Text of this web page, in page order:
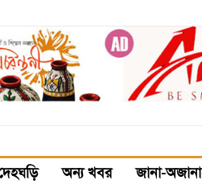
অন্য খবর জানা-অজানা